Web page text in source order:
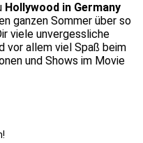
Hollywood in Germany
ganzen Sommer über so
viele unvergessliche
vor allem viel Spaß beim
und Shows im Movie